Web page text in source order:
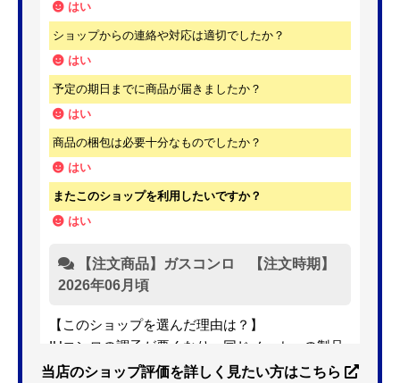
はい
ショップからの連絡や対応は適切でしたか？
はい
予定の期日までに商品が届きましたか？
はい
商品の梱包は必要十分なものでしたか？
はい
またこのショップを利用したいですか？
はい
【注文商品】ガスコンロ 【注文時期】
2026年06月頃
【このショップを選んだ理由は？】
IHコンロの調子が悪くなり、同じメーカーの製品
を探していました。ただ、3口から2口のものへ変
当店のショップ評価を詳しく見たい方はこちら